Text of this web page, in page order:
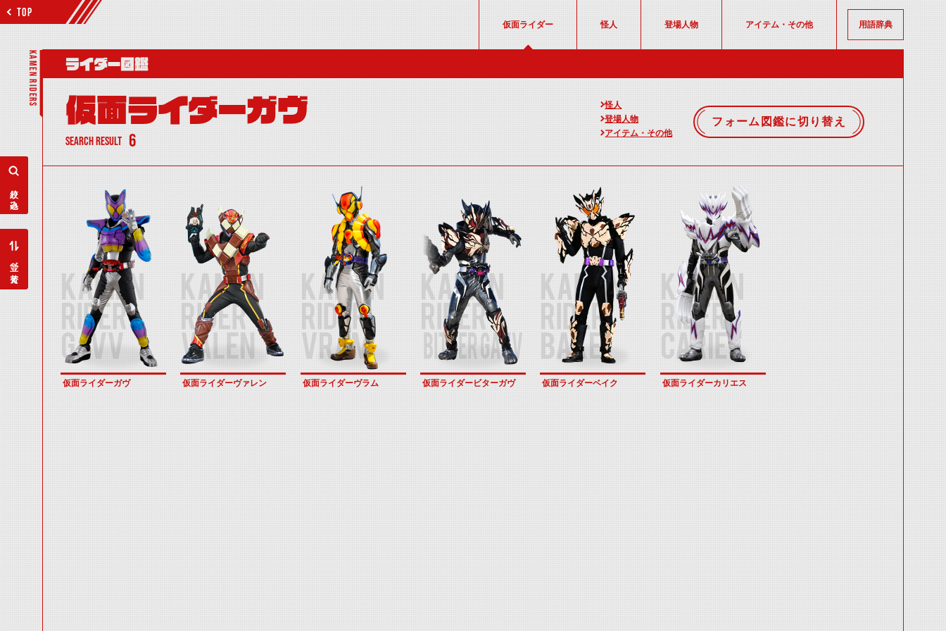
TOP
仮面ライダー 怪人 登場人物 アイテム・その他 用語辞典
KAMEN RIDERS ライダー図鑑
仮面ライダーガヴ
SEARCH RESULT 6
怪人
登場人物
アイテム・その他
フォーム図鑑に切り替え
仮面ライダーガヴ 仮面ライダーヴァレン 仮面ライダーヴラム 仮面ライダービターガヴ 仮面ライダーベイク 仮面ライダーカリエス
並べ替え
絞り込み